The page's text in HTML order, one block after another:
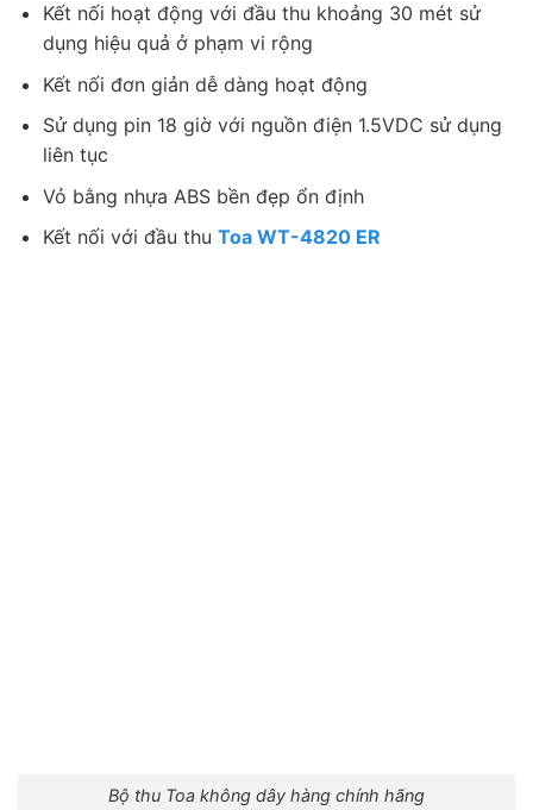
Kết nối hoạt động với đầu thu khoảng 30 mét sử
dụng hiệu quả ở phạm vi rộng
Kết nối đơn giản dễ dàng hoạt động
Sử dụng pin 18 giờ với nguồn điện 1.5VDC sử dụng
liên tục
Vỏ bằng nhựa ABS bền đẹp ổn định
Kết nối với đầu thu Toa WT-4820 ER
Bộ thu Toa không dây hàng chính hãng